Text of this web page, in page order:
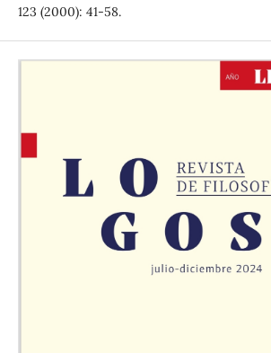
123 (2000): 41-58.